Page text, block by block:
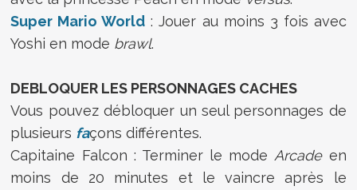
Super Mario World : Jouer au moins 3 fois avec
Yoshi en mode brawl.
DEBLOQUER LES PERSONNAGES CACHES
Vous pouvez débloquer un seul personnages de
plusieurs façons différentes.
Capitaine Falcon : Terminer le mode Arcadeen
moins de 20 minutes et le vaincre après le